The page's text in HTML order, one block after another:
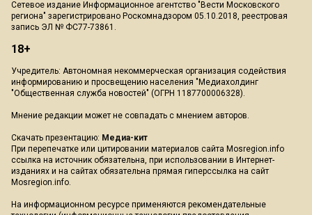
Сетевое издание Информационное агентство "Вести Московского
региона" зарегистрировано Роскомнадзором 05.10.2018, реестровая
запись ЭЛ № ФС77-73861.
18+
Учредитель: Автономная некоммерческая организация содействия
информированию и просвещению населения "Медиахолдинг
"Общественная служба новостей" (ОГРН 1187700006328).
Мнение редакции может не совпадать с мнением авторов.
Скачать презентацию: Медиа-кит
При перепечатке или цитировании материалов сайта Mosregion.info
ссылка на источник обязательна, при использовании в Интернет-
изданиях и на сайтах обязательна прямая гиперссылка на сайт
Mosregion.info.
На информационном ресурсе применяются рекомендательные